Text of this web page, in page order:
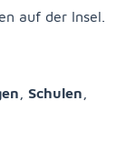
auf der Insel.
Schulen